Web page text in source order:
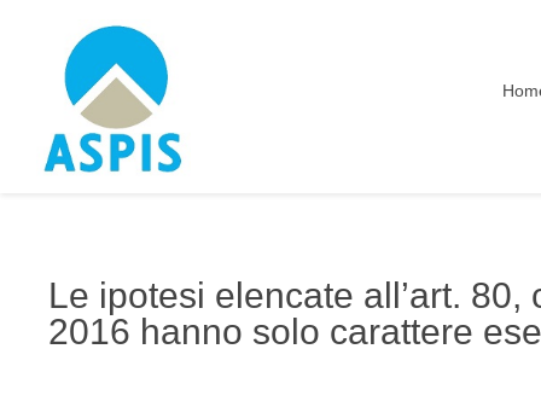
Le ipotesi elencate all’art.
2016 hanno solo carattere